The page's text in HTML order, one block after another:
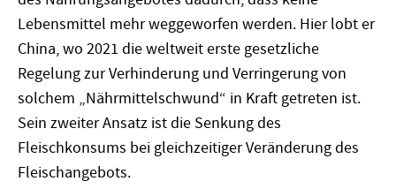
Lebensmittel mehr weggeworfen werden. Hier lobt er
China, wo 2021 die weltweit erste gesetzliche
Regelung zur Verhinderung und Verringerung von
solchem „Nährmittelschwund“ in Kraft getreten ist.
Sein zweiter Ansatz ist die Senkung des
Fleischkonsums bei gleichzeitiger Veränderung des
Fleischangebots.